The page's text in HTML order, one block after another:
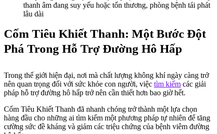
thanh âm đang suy yếu hoặc tổn thương, phòng bệnh tái phát
lâu dài
Cốm Tiêu Khiết Thanh: Một Bước Đột
Phá Trong Hỗ Trợ Đường Hô Hấp
Trong thế giới hiện đại, nơi mà chất lượng không khí ngày càng trở
nên quan trọng đối với sức khỏe con người, việc tìm kiếm các giải
pháp hỗ trợ đường hô hấp trở nên cần thiết hơn bao giờ hết.
Cốm Tiêu Khiết Thanh đã nhanh chóng trở thành một lựa chọn
hàng đầu cho những ai tìm kiếm một phương pháp tự nhiên để tăng
cường sức đề kháng và giảm các triệu chứng của bệnh viêm đường